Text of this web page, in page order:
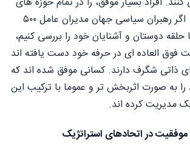
رقابتی بررسی کنید. اگر رهبران سیاسی جهان مدیران عامل ۵۰۰
دوستان و آشنایان خود را بررسی کنیم،
فوق العاده ای در حرفه خود دست یافته اند
ذاتی شگرف دارند. کسانی موفق شده اند که
به صورت اثربخش تر و عموما با ترکیب این
مدیریت کرده اند.
موفقیت در اتحادهای استراتژیک